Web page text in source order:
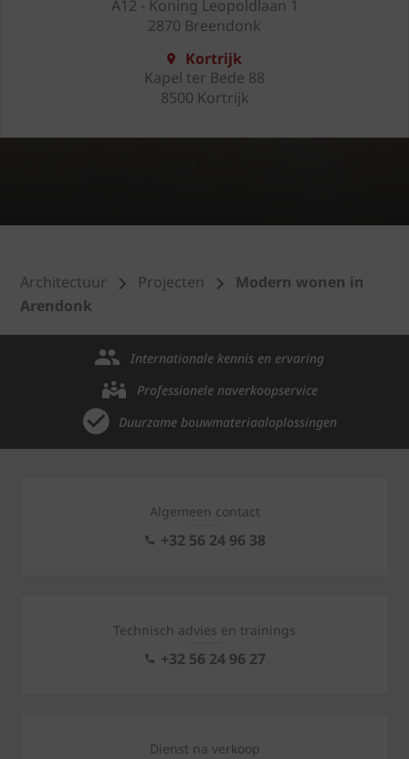
A12 - Koning Leopoldlaan 1
2870 Breendonk
Kortrijk
Kapel ter Bede 88
8500 Kortrijk
Architectuur Projecten
Modern wonen in
Arendonk
Internationale kennis en ervaring
Professionele naverkoopservice
Duurzame bouwmateriaaloplossingen
Algemeen contact
+32 56 24 96 38
Technisch advies en trainings
+32 56 24 96 27
Dienst na verkoop